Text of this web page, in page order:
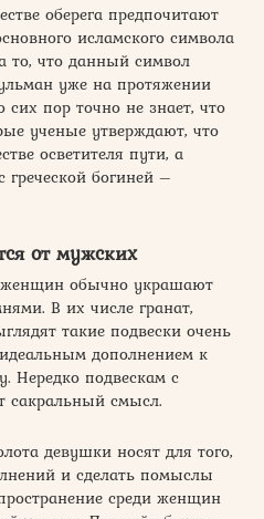
оберега предпочитают
исламского символа
то, что данный символ
уже на протяжении
сих пор точно не знает, что
ученые утверждают, что
осветителя пути, а
богиней –
от мужских
женщин обычно украшают
В их числе гранат,
такие подвески очень
дополнением к
Нередко подвескам с
смысл.
девушки носят для того,
и сделать помыслы
среди женщин